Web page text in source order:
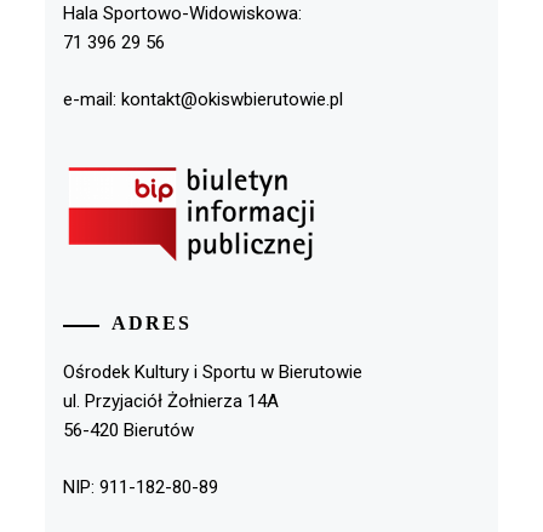
Hala Sportowo-Widowiskowa:
71 396 29 56
e-mail: kontakt@okiswbierutowie.pl
ADRES
Ośrodek Kultury i Sportu w Bierutowie
ul. Przyjaciół Żołnierza 14A
56-420 Bierutów
NIP: 911-182-80-89